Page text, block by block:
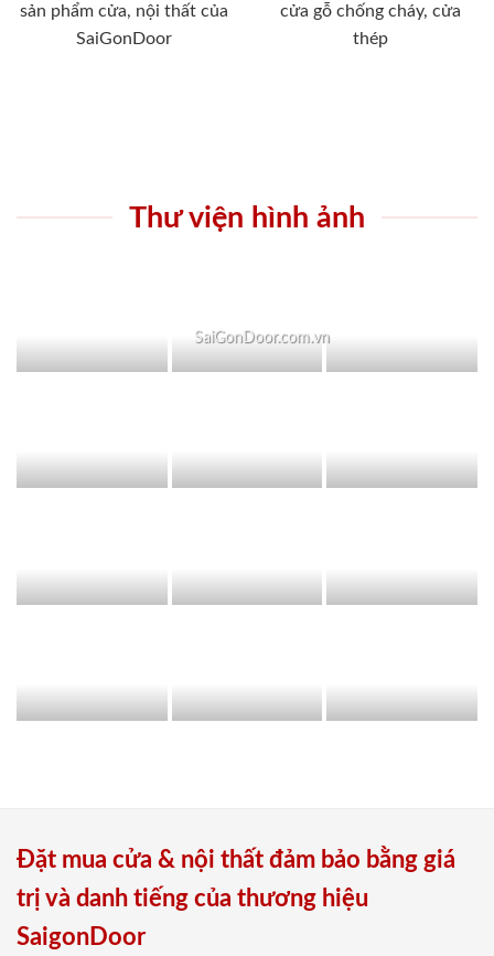
sản phẩm cửa, nội thất của
SaiGonDoor
cửa gỗ chống cháy, cửa
thép
Thư viện hình ảnh
SaiGonDoor.com.vn
Đặt mua cửa & nội thất đảm bảo bằng giá
trị và danh tiếng của thương hiệu
SaigonDoor